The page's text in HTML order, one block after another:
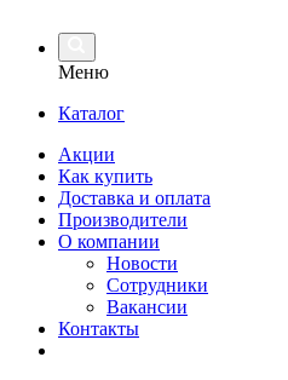
Меню
Каталог
Акции
Как купить
Доставка и оплата
Производители
О компании
Новости
Сотрудники
Вакансии
Контакты